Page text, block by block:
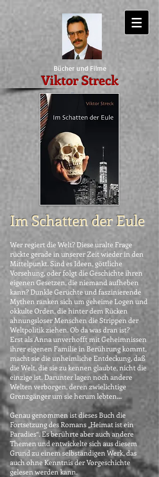
Bücher und Filme
Viktor Streck
Im Schatten der Eule
Wer regiert die Welt? Diese uralte Frage
rückte gerade in unserer Zeit wieder in den
Mittelpunkt. Sind es Ideen, göttliche
Vorsehung, oder folgt die Geschichte ihren
eigenen Gesetzen, die niemand aufheben
kann? Dunkle Gerüchte und faszinierende
Mythen ranken sich um geheime Logen und
okkulte Orden, die hinter dem Rücken
ahnungsloser Menschen die Strippen der
Weltpolitik ziehen. Ob da was dran ist?
Erst als Anna unverhofft mit Geheimnissen
ihrer eigenen Familie in Berührung kommt,
macht sie die unheimliche Entdeckung, daß
die Welt, die sie zu kennen glaubte, nicht die
einzige ist. Darunter lagen noch andere
Welten verborgen, deren zwielichtige
Grenzgänger um sie herum lebten…
Genau genommen ist dieses Buch die
Fortsetzung des Romans „Heimat ist ein
Paradies“. Es berührte aber auch andere
Themen und entwickelte sich aus diesem
Grund zu einem selbständigen Werk, das
auch ohne Kenntnis der Vorgeschichte
gelesen werden kann.